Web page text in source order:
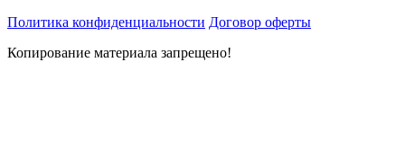
Политика конфиденциальности Договор оферты
Копирование материала запрещено!